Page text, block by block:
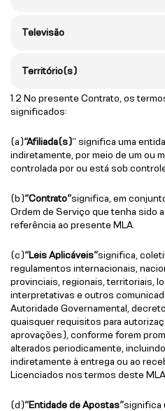
Televisão
Território(s)
1.2 No presente Contrato, os
significados:
(a)“Afiliada(s)” significa uma
indiretamente, por meio de um ou
controlada por ou está sob
(b)“Contrato”significa, em
Ordem de Serviço que tenha sido
referência ao presente MLA.
(c)“Leis Aplicáveis”significa,
regulamentos internacionais,
provinciais, regionais, territoriais,
interpretativas e outros
Autoridade Governamental,
quaisquer requisitos para
aprovações), conforme forem
alterados periodicamente,
indiretamente à entrega ou ao
Licenciados nos termos deste MLA.
(d)“Entidade de Apostas”significa